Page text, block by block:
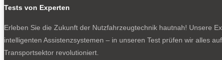
Tests von Experten
Erleben Sie die Zukunft der Nutzfahrzeugtechnik hautnah! Unsere
intelligenten Assistenzsystemen – in unseren Test prüfen wir alles
Transportsektor revolutioniert.